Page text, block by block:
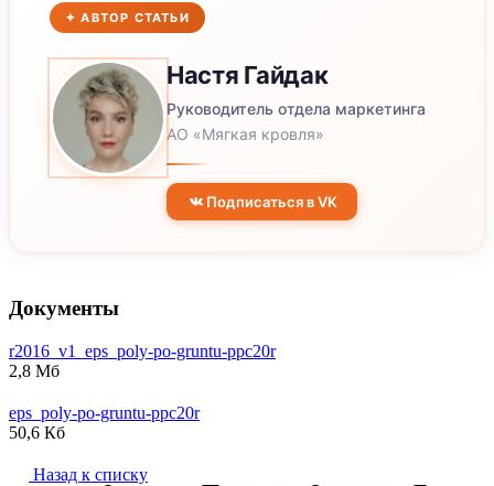
✦ АВТОР СТАТЬИ
Настя Гайдак
Руководитель отдела маркетинга
АО «Мягкая кровля»
Подписаться в VK
Документы
r2016_v1_eps_poly-po-gruntu-ppc20r
2,8 Мб
eps_poly-po-gruntu-ppc20r
50,6 Кб
Назад к списку